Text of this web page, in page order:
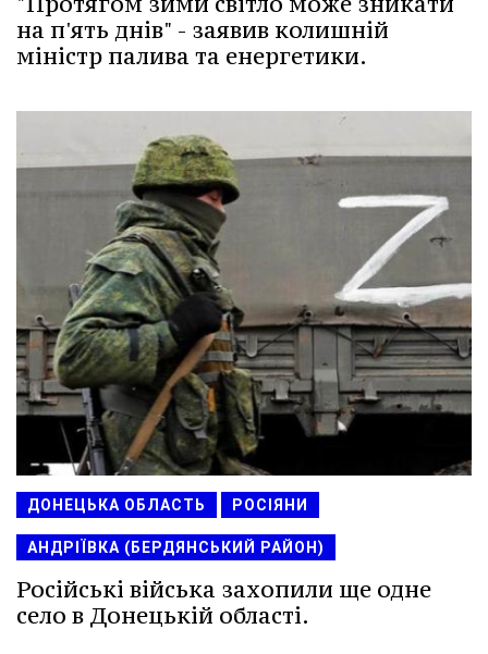
на п'ять днів" - заявив колишній
міністр палива та енергетики.
ДОНЕЦЬКА ОБЛАСТЬ РОСІЯНИ
АНДРІЇВКА (БЕРДЯНСЬКИЙ РАЙОН)
Російські війська захопили ще одне
село в Донецькій області.